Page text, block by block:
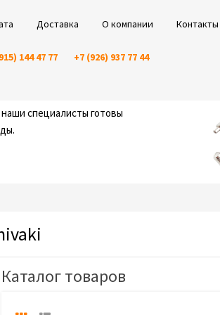
Доставка О компании Контакты
144 47 77 +7 (926) 937 77 44
специалисты готовы
Каталог товаров